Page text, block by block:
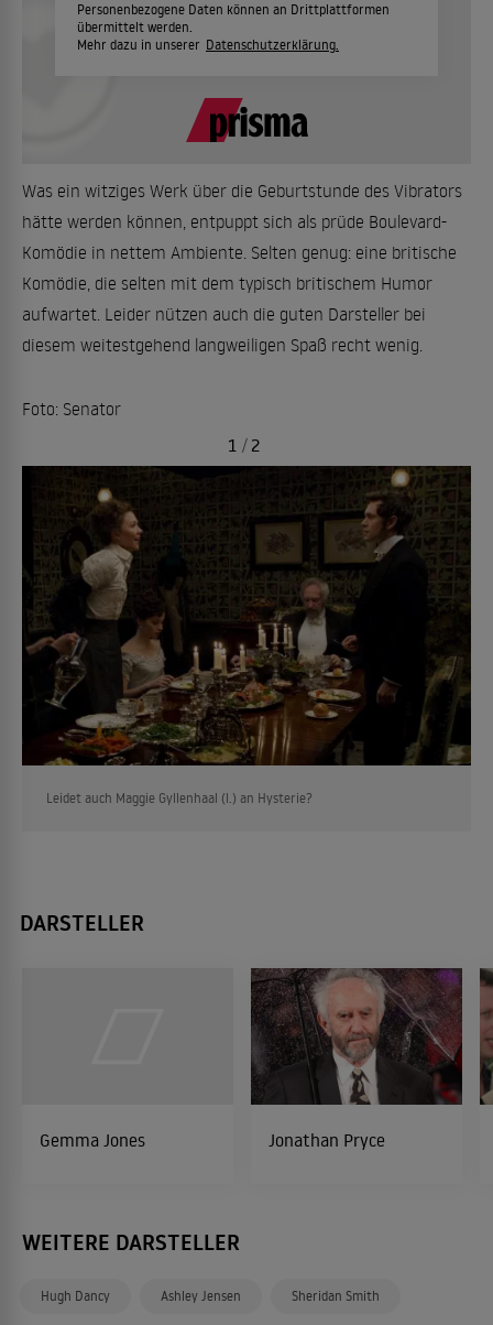
Personenbezogene Daten können an Drittplattformen
übermittelt werden.
Mehr dazu in unserer Datenschutzerklärung.
Was ein witziges Werk über die Geburtstunde des Vibrators
hätte werden können, entpuppt sich als prüde Boulevard-
Komödie in nettem Ambiente. Selten genug: eine britische
Komödie, die selten mit dem typisch britischem Humor
aufwartet. Leider nützen auch die guten Darsteller bei
diesem weitestgehend langweiligen Spaß recht wenig.
Foto: Senator
Leidet auch Maggie Gyllenhaal (l.) an Hysterie?
1 / 2
DARSTELLER
Gemma Jones Jonathan Pryce
WEITERE DARSTELLER
Hugh Dancy Ashley Jensen Sheridan Smith